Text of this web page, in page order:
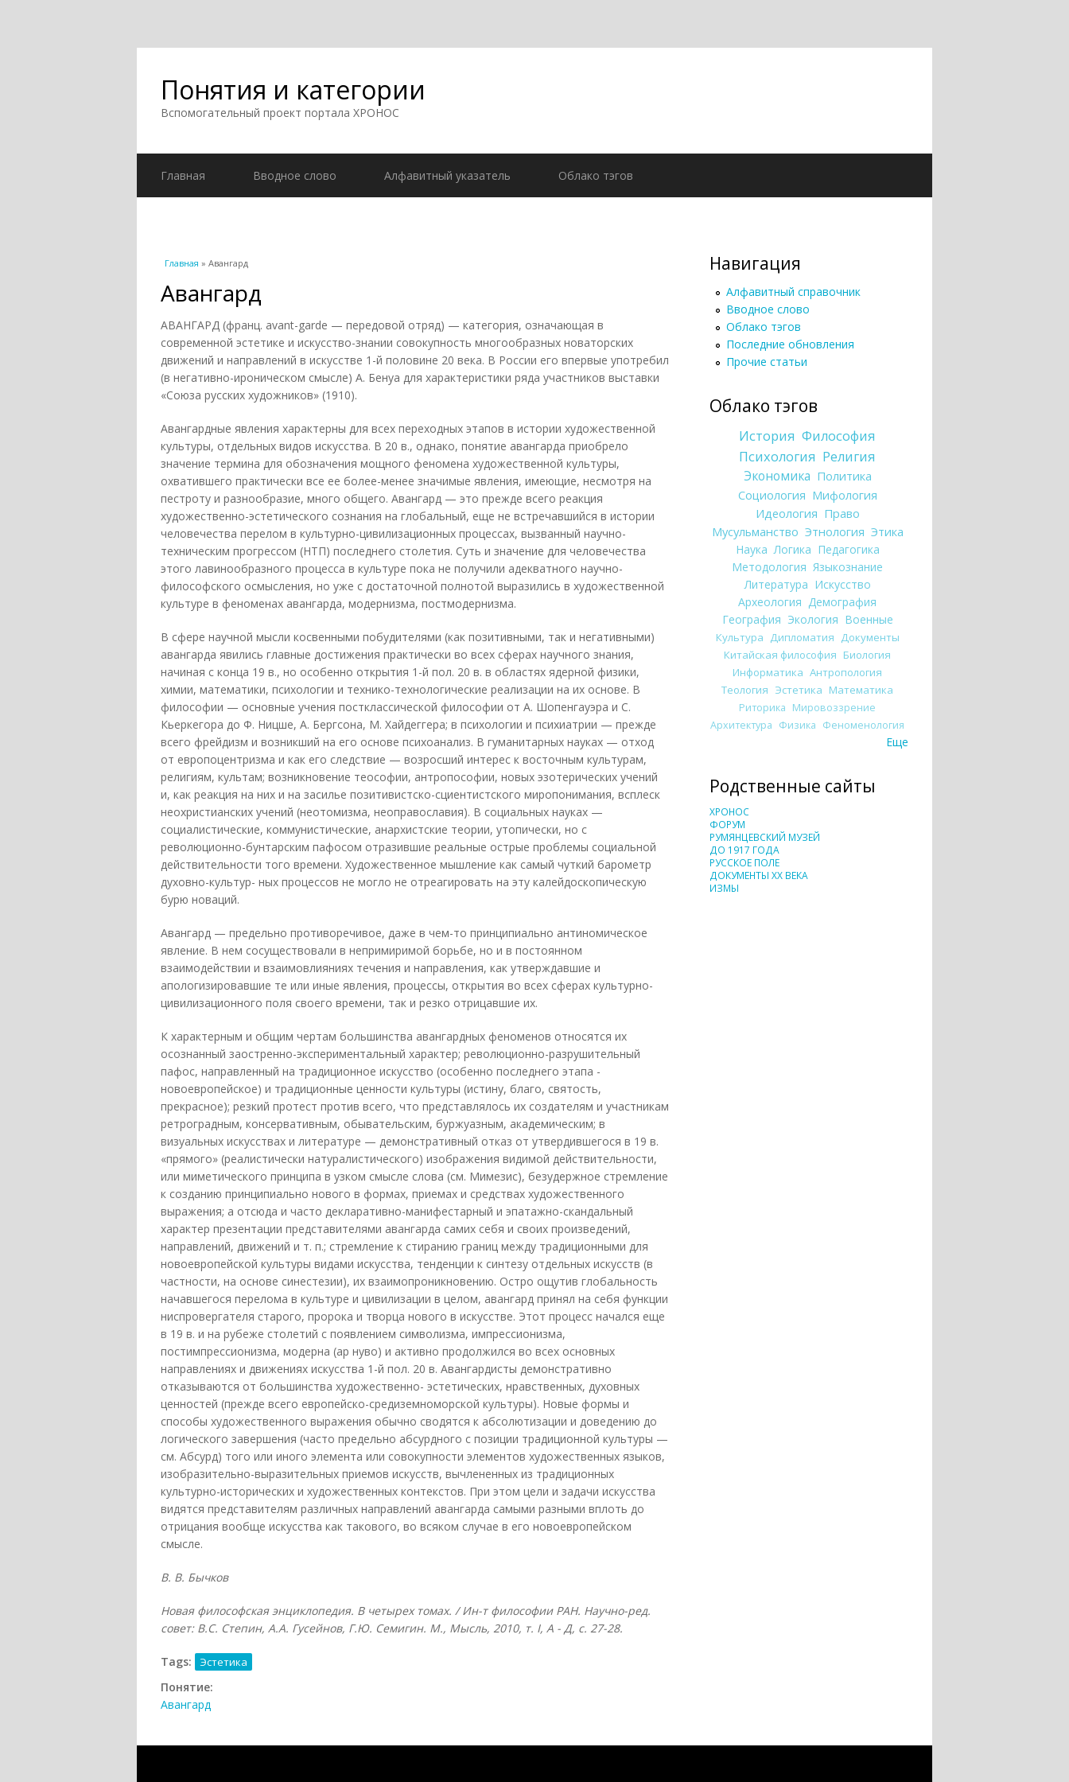
Понятия и категории
Вспомогательный проект портала ХРОНОС
Главная Вводное слово Алфавитный указатель Облако тэгов
Вы здесь
Главная » Авангард
Авангард
АВАНГАРД (франц. avant-garde — передовой отряд) — категория, означающая в
современной эстетике и искусство-знании совокупность многообразных новаторских
движений и направлений в искусстве 1-й половине 20 века. В России его впервые употребил
(в негативно-ироническом смысле) А. Бенуа для характеристики ряда участников выставки
«Союза русских художников» (1910).
Авангардные явления характерны для всех переходных этапов в истории художественной
культуры, отдельных видов искусства. В 20 в., однако, понятие авангарда приобрело
значение термина для обозначения мощного феномена художественной культуры,
охватившего практически все ее более-менее значимые явления, имеющие, несмотря на
пестроту и разнообразие, много общего. Авангард — это прежде всего реакция
художественно-эстетического сознания на глобальный, еще не встречавшийся в истории
человечества перелом в культурно-цивилизационных процессах, вызванный научно-
техническим прогрессом (НТП) последнего столетия. Суть и значение для человечества
этого лавинообразного процесса в культуре пока не получили адекватного научно-
философского осмысления, но уже с достаточной полнотой выразились в художественной
культуре в феноменах авангарда, модернизма, постмодернизма.
В сфере научной мысли косвенными побудителями (как позитивными, так и негативными)
авангарда явились главные достижения практически во всех сферах научного знания,
начиная с конца 19 в., но особенно открытия 1-й пол. 20 в. в областях ядерной физики,
химии, математики, психологии и технико-технологические реализации на их основе. В
философии — основные учения постклассической философии от А. Шопенгауэра и С.
Кьеркегора до Ф. Ницше, А. Бергсона, М. Хайдеггера; в психологии и психиатрии — прежде
всего фрейдизм и возникший на его основе психоанализ. В гуманитарных науках — отход
от европоцентризма и как его следствие — возросший интерес к восточным культурам,
религиям, культам; возникновение теософии, антропософии, новых эзотерических учений
и, как реакция на них и на засилье позитивистско-сциентистского миропонимания, всплеск
неохристианских учений (неотомизма, неоправославия). В социальных науках —
социалистические, коммунистические, анархистские теории, утопически, но с
революционно-бунтарским пафосом отразившие реальные острые проблемы социальной
действительности того времени. Художественное мышление как самый чуткий барометр
духовно-культур- ных процессов не могло не отреагировать на эту калейдоскопическую
бурю новаций.
Авангард — предельно противоречивое, даже в чем-то принципиально антиномическое
явление. В нем сосуществовали в непримиримой борьбе, но и в постоянном
взаимодействии и взаимовлияниях течения и направления, как утверждавшие и
апологизировавшие те или иные явления, процессы, открытия во всех сферах культурно-
цивилизационного поля своего времени, так и резко отрицавшие их.
К характерным и общим чертам большинства авангардных феноменов относятся их
осознанный заостренно-экспериментальный характер; революционно-разрушительный
пафос, направленный на традиционное искусство (особенно последнего этапа -
новоевропейское) и традиционные ценности культуры (истину, благо, святость,
прекрасное); резкий протест против всего, что представлялось их создателям и участникам
ретроградным, консервативным, обывательским, буржуазным, академическим; в
визуальных искусствах и литературе — демонстративный отказ от утвердившегося в 19 в.
«прямого» (реалистически натуралистического) изображения видимой действительности,
или миметического принципа в узком смысле слова (см. Мимезис), безудержное стремление
к созданию принципиально нового в формах, приемах и средствах художественного
выражения; а отсюда и часто декларативно-манифестарный и эпатажно-скандальный
характер презентации представителями авангарда самих себя и своих произведений,
направлений, движений и т. п.; стремление к стиранию границ между традиционными для
новоевропейской культуры видами искусства, тенденции к синтезу отдельных искусств (в
частности, на основе синестезии), их взаимопроникновению. Остро ощутив глобальность
начавшегося перелома в культуре и цивилизации в целом, авангард принял на себя функции
ниспровергателя старого, пророка и творца нового в искусстве. Этот процесс начался еще
в 19 в. и на рубеже столетий с появлением символизма, импрессионизма,
постимпрессионизма, модерна (ар нуво) и активно продолжился во всех основных
направлениях и движениях искусства 1-й пол. 20 в. Авангардисты демонстративно
отказываются от большинства художественно- эстетических, нравственных, духовных
ценностей (прежде всего европейско-средиземноморской культуры). Новые формы и
способы художественного выражения обычно сводятся к абсолютизации и доведению до
логического завершения (часто предельно абсурдного с позиции традиционной культуры —
см. Абсурд) того или иного элемента или совокупности элементов художественных языков,
изобразительно-выразительных приемов искусств, вычлененных из традиционных
культурно-исторических и художественных контекстов. При этом цели и задачи искусства
видятся представителям различных направлений авангарда самыми разными вплоть до
отрицания вообще искусства как такового, во всяком случае в его новоевропейском
смысле.
В. В. Бычков
Новая философская энциклопедия. В четырех томах. / Ин-т философии РАН. Научно-ред.
совет: В.С. Степин, А.А. Гусейнов, Г.Ю. Семигин. М., Мысль, 2010, т. I, А - Д, с. 27-28.
Tags: Эстетика
Понятие:
Авангард
Навигация
Алфавитный справочник
Вводное слово
Облако тэгов
Последние обновления
Прочие статьи
Облако тэгов
История Философия
Психология Религия
Экономика Политика
Социология Мифология
Идеология Право
Мусульманство Этнология Этика
Наука Логика Педагогика
Методология Языкознание
Литература Искусство
Археология Демография
География Экология Военные
Культура Дипломатия Документы
Китайская философия Биология
Информатика Антропология
Теология Эстетика Математика
Риторика Мировоззрение
Архитектура Физика Феноменология
Еще
Родственные сайты
ХРОНОС
ФОРУМ
РУМЯНЦЕВСКИЙ МУЗЕЙ
ДО 1917 ГОДА
РУССКОЕ ПОЛЕ
ДОКУМЕНТЫ XX ВЕКА
ИЗМЫ